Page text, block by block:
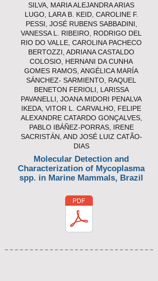
SILVA, MARIA ALEJANDRA ARIAS
LUGO, LARA B. KEID, CAROLINE F.
PESSI, JOSÉ RUBENS SABBADINI,
VANESSA L. RIBEIRO, RODRIGO DEL
RIO DO VALLE, CAROLINA PACHECO
BERTOZZI, ADRIANA CASTALDO
COLOSIO, HERNANI DA CUNHA
GOMES RAMOS, ANGÉLICA MARÍA
SÁNCHEZ- SARMIENTO, RAQUEL
BENETON FERIOLI, LARISSA
PAVANELLI, JOANA MIDORI PENALVA
IKEDA, VITOR L. CARVALHO, FELIPE
ALEXANDRE CATARDO GONÇALVES,
PABLO IBÁÑEZ-PORRAS, IRENE
SACRISTÁN, AND JOSÉ LUIZ CATÃO-
DIAS
Molecular Detection and
Characterization of Mycoplasma
spp. in Marine Mammals, Brazil